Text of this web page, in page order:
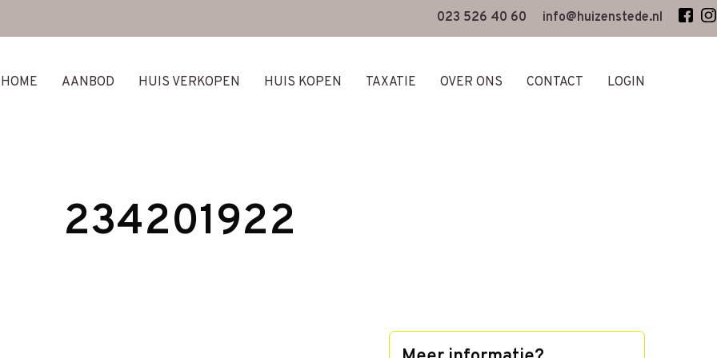
023 526 40 60 info@huizenstede.nl
HOME AANBOD HUIS VERKOPEN HUIS KOPEN TAXATIE OVER ONS CONTACT LOGIN
234201922